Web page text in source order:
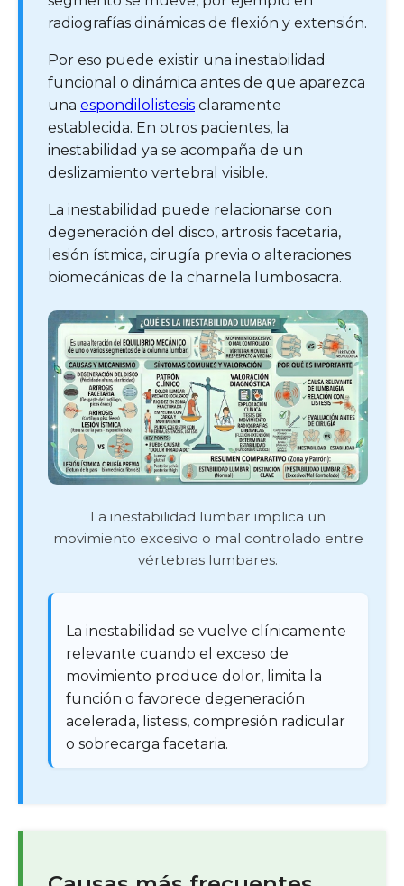
radiografías dinámicas de flexión y extensión.
Por eso puede existir una inestabilidad
funcional o dinámica antes de que aparezca
una espondilolistesis claramente
establecida. En otros pacientes, la
inestabilidad ya se acompaña de un
deslizamiento vertebral visible.
La inestabilidad puede relacionarse con
degeneración del disco, artrosis facetaria,
lesión ístmica, cirugía previa o alteraciones
biomecánicas de la charnela lumbosacra.
La inestabilidad lumbar implica un
movimiento excesivo o mal controlado entre
vértebras lumbares.
La inestabilidad se vuelve clínicamente
relevante cuando el exceso de
movimiento produce dolor, limita la
función o favorece degeneración
acelerada, listesis, compresión radicular
o sobrecarga facetaria.